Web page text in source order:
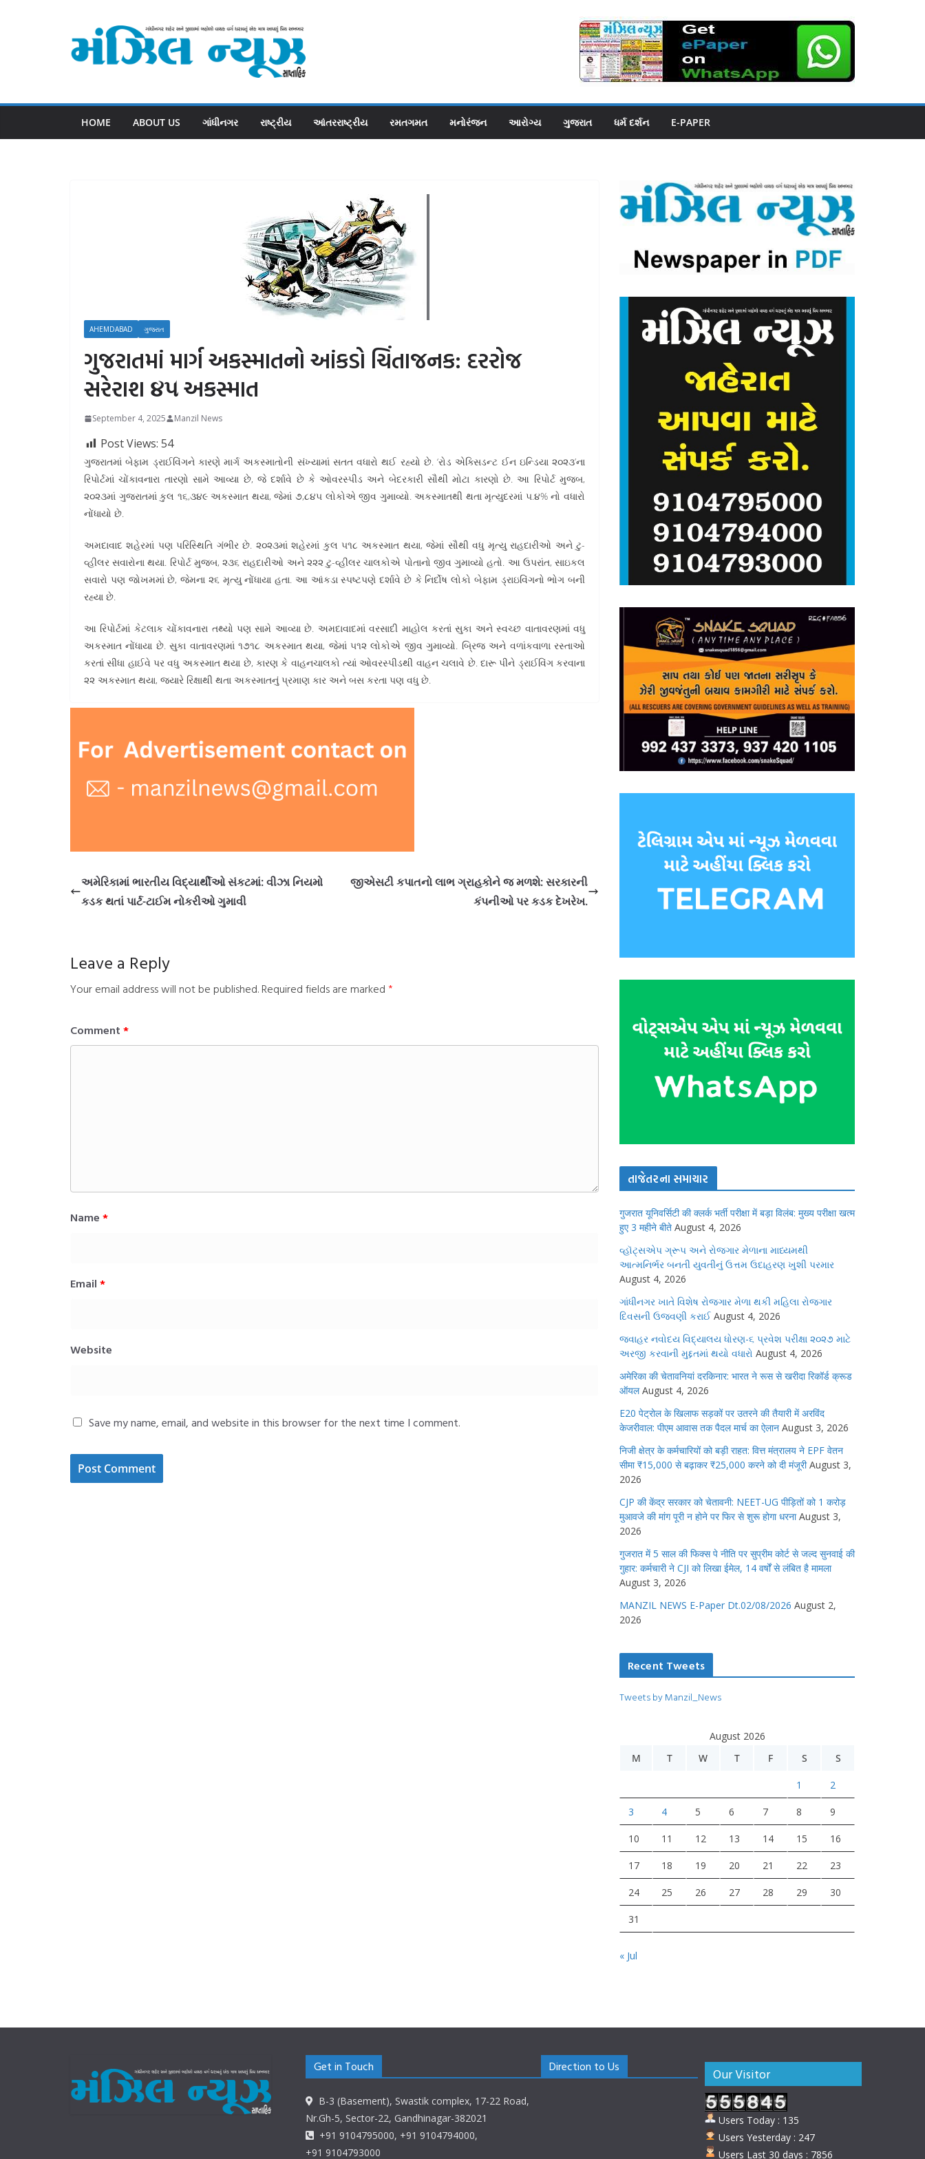
HOME ABOUT US ગાંધીનગર રાષ્ટ્રીય આંતરરાષ્ટ્રીય રમતગમત મનોરંજન આરોગ્ય ગુજરાત ધર્મ દર્શન E-PAPER
AHEMDABAD ગુજરાત
ગુજરાતમાં માર્ગ અકસ્માતનો આંકડો ચિંતાજનક: દરરોજ
સરેરાશ ૪૫ અકસ્માત
September 4, 2025 Manzil News
Post Views: 54
ગુજરાતમાં બેફામ ડ્રાઈવિંગને કારણે માર્ગ અકસ્માતોની સંખ્યામાં સતત વધારો થઈ રહ્યો છે. ‘રોડ એક્સિડન્ટ ઈન ઇન્ડિયા ૨૦૨૩’ના
રિપોર્ટમાં ચોંકાવનારા તારણો સામે આવ્યા છે, જે દર્શાવે છે કે ઓવરસ્પીડ અને બેદરકારી સૌથી મોટા કારણો છે. આ રિપોર્ટ મુજબ,
૨૦૨૩માં ગુજરાતમાં કુલ ૧૬,૩૪૯ અકસ્માત થયા, જેમાં ૭,૮૪૫ લોકોએ જીવ ગુમાવ્યો. અકસ્માતથી થતા મૃત્યુદરમાં ૫.૪% નો વધારો
નોંધાયો છે.
અમદાવાદ શહેરમાં પણ પરિસ્થિતિ ગંભીર છે. ૨૦૨૩માં શહેરમાં કુલ ૫૧૮ અકસ્માત થયા, જેમાં સૌથી વધુ મૃત્યુ રાહદારીઓ અને ટુ-
વ્હીલર સવારોના થયા. રિપોર્ટ મુજબ, ૨૩૬ રાહદારીઓ અને ૨૨૨ ટુ-વ્હીલર ચાલકોએ પોતાનો જીવ ગુમાવ્યો હતો. આ ઉપરાંત, સાઇકલ
સવારો પણ જોખમમાં છે, જેમના ૨૬ મૃત્યુ નોંધાયા હતા. આ આંકડા સ્પષ્ટપણે દર્શાવે છે કે નિર્દોષ લોકો બેફામ ડ્રાઇવિંગનો ભોગ બની
રહ્યા છે.
આ રિપોર્ટમાં કેટલાક ચોંકાવનારા તથ્યો પણ સામે આવ્યા છે. અમદાવાદમાં વરસાદી માહોલ કરતાં સુકા અને સ્વચ્છ વાતાવરણમાં વધુ
અકસ્માત નોંધાયા છે. સુકા વાતાવરણમાં ૧૭૧૮ અકસ્માત થયા, જેમાં ૫૧૨ લોકોએ જીવ ગુમાવ્યો. બ્રિજ અને વળાંકવાળા રસ્તાઓ
કરતાં સીધા હાઈવે પર વધુ અકસ્માત થયા છે, કારણ કે વાહનચાલકો ત્યાં ઓવરસ્પીડથી વાહન ચલાવે છે. દારૂ પીને ડ્રાઈવિંગ કરવાના
૨૨ અકસ્માત થયા, જ્યારે રિક્ષાથી થતા અકસ્માતનું પ્રમાણ કાર અને બસ કરતા પણ વધુ છે.
અમેરિકામાં ભારતીય વિદ્યાર્થીઓ સંકટમાં: વીઝા નિયમો
કડક થતાં પાર્ટ-ટાઈમ નોકરીઓ ગુમાવી
જીએસટી કપાતનો લાભ ગ્રાહકોને જ મળશે: સરકારની
કંપનીઓ પર કડક દેખરેખ.
Leave a Reply
Your email address will not be published. Required fields are marked *
Comment *
Name *
Email *
Website
Save my name, email, and website in this browser for the next time I comment.
તાજેતરના સમાચાર
गुजरात यूनिवर्सिटी की क्लर्क भर्ती परीक्षा में बड़ा विलंब: मुख्य परीक्षा खत्म
हुए 3 महीने बीते August 4, 2026
વ્હૉટ્સએપ ગ્રૂપ અને રોજગાર મેળાના માધ્યમથી
આત્મનિર્ભર બનતી યુવતીનું ઉત્તમ ઉદાહરણ ખુશી પરમાર
August 4, 2026
ગાંધીનગર ખાતે વિશેષ રોજગાર મેળા થકી મહિલા રોજગાર
દિવસની ઉજવણી કરાઈ August 4, 2026
જવાહર નવોદય વિદ્યાલય ધોરણ-૬ પ્રવેશ પરીક્ષા ૨૦૨૭ માટે
અરજી કરવાની મુદ્દતમાં થયો વધારો August 4, 2026
अमेरिका की चेतावनियां दरकिनार: भारत ने रूस से खरीदा रिकॉर्ड क्रूड
ऑयल August 4, 2026
E20 पेट्रोल के खिलाफ सड़कों पर उतरने की तैयारी में अरविंद
केजरीवाल: पीएम आवास तक पैदल मार्च का ऐलान August 3, 2026
निजी क्षेत्र के कर्मचारियों को बड़ी राहत: वित्त मंत्रालय ने EPF वेतन
सीमा ₹15,000 से बढ़ाकर ₹25,000 करने को दी मंजूरी August 3,
2026
CJP की केंद्र सरकार को चेतावनी: NEET-UG पीड़ितों को 1 करोड़
मुआवजे की मांग पूरी न होने पर फिर से शुरू होगा धरना August 3,
2026
गुजरात में 5 साल की फिक्स पे नीति पर सुप्रीम कोर्ट से जल्द सुनवाई की
गुहार: कर्मचारी ने CJI को लिखा ईमेल, 14 वर्षों से लंबित है मामला
August 3, 2026
MANZIL NEWS E-Paper Dt.02/08/2026 August 2,
2026
Recent Tweets
Tweets by Manzil_News
August 2026
M
T W T F S S
1 2
3 4 5 6 7 8 9
10 11 12 13 14 15 16
17 18 19 20 21 22 23
24 25 26 27 28 29 30
31
« Jul
Get in Touch
B-3 (Basement), Swastik complex, 17-22 Road,
Nr.Gh-5, Sector-22, Gandhinagar-382021
+91 9104795000, +91 9104794000,
+91 9104793000
Direction to Us Our Visitor
Users Today : 135
Users Yesterday : 247
Users Last 30 days : 7856